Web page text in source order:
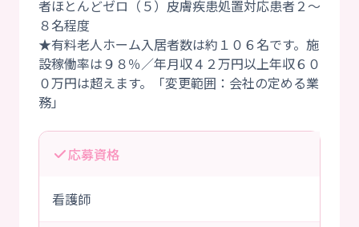
者ほとんどゼロ（５）皮膚疾患処置対応患者２～
８名程度
★有料老人ホーム入居者数は約１０６名です。施
設稼働率は９８％／年月収４２万円以上年収６０
０万円は超えます。「変更範囲：会社の定める業
応募資格
看護師